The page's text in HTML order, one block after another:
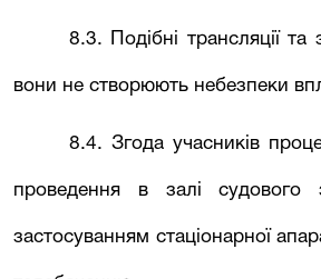
8.3. Подібні трансляції
вони не створюють небезпеки
8.4. Згода учасників
проведення в залі судового
застосуванням стаціонарної